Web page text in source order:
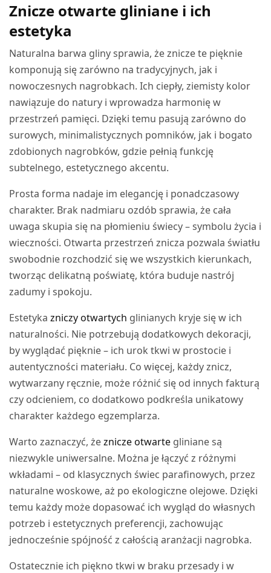
Znicze otwarte gliniane i ich
estetyka
Naturalna barwa gliny sprawia, że znicze te pięknie
komponują się zarówno na tradycyjnych, jak i
nowoczesnych nagrobkach. Ich ciepły, ziemisty kolor
nawiązuje do natury i wprowadza harmonię w
przestrzeń pamięci. Dzięki temu pasują zarówno do
surowych, minimalistycznych pomników, jak i bogato
zdobionych nagrobków, gdzie pełnią funkcję
subtelnego, estetycznego akcentu.
Prosta forma nadaje im elegancję i ponadczasowy
charakter. Brak nadmiaru ozdób sprawia, że cała
uwaga skupia się na płomieniu świecy – symbolu życia i
wieczności. Otwarta przestrzeń znicza pozwala światłu
swobodnie rozchodzić się we wszystkich kierunkach,
tworząc delikatną poświatę, która buduje nastrój
zadumy i spokoju.
Estetykazniczy otwartych glinianych kryje się w ich
naturalności. Nie potrzebują dodatkowych dekoracji,
by wyglądać pięknie – ich urok tkwi w prostocie i
autentyczności materiału. Co więcej, każdy znicz,
wytwarzany ręcznie, może różnić się od innych fakturą
czy odcieniem, co dodatkowo podkreśla unikatowy
charakter każdego egzemplarza.
Warto zaznaczyć, żeznicze otwarte gliniane są
niezwykle uniwersalne. Można je łączyć z różnymi
wkładami – od klasycznych świec parafinowych, przez
naturalne woskowe, aż po ekologiczne olejowe. Dzięki
temu każdy może dopasować ich wygląd do własnych
potrzeb i estetycznych preferencji, zachowując
jednocześnie spójność z całością aranżacji nagrobka.
Ostatecznie ich piękno tkwi w braku przesady i w